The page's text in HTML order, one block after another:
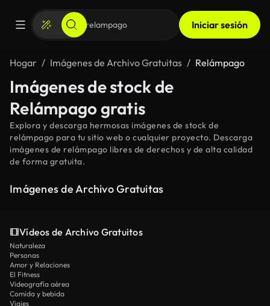
Iniciar sesión
Hogar Imágenes de Archivo Gratuitas Relámpago
Imágenes de stock de
Relámpago gratis
Explora y descarga hermosas imágenes de stock de
relámpago para tu sitio web o cualquier proyecto. Descarga
imágenes de relámpago libres de derechos y de alta calidad
de forma gratuita.
Imágenes de Archivo Gratuitas
Vídeos de Archivo Gratuitos
Naturaleza
Personas
Amor y Relaciones
El Fitness
Videografía aérea
Comida y bebida
Viajes